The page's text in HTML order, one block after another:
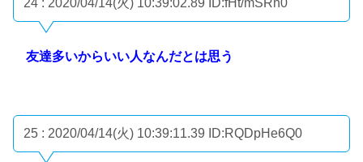
24 : 2020/04/14(火) 10:39:02.89 ID:fHt/mSRh0
友達多いからいい人なんだとは思う
25 : 2020/04/14(火) 10:39:11.39 ID:RQDpHe6Q0